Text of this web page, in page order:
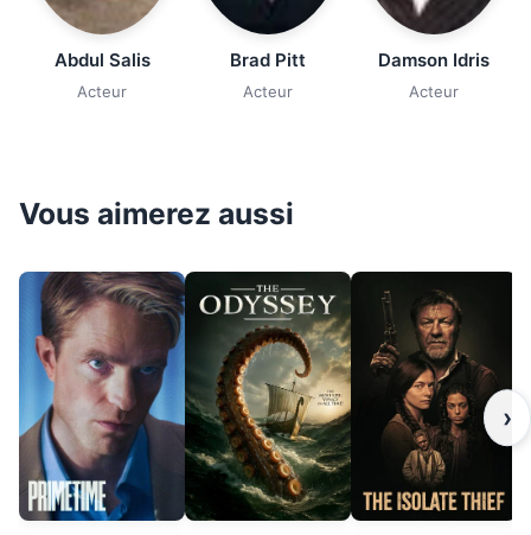
Abdul Salis
Acteur
Brad Pitt
Acteur
Damson Idris
Acteur
Vous aimerez aussi
›